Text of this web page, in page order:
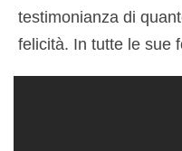
testimonianza di
felicità. In tutte le sue